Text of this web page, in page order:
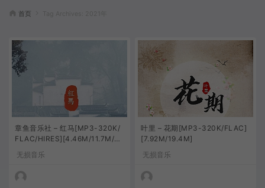
首页
章鱼音乐社 – 红马[MP3-320K/
FLAC/HIRES][4.46M/11.7M/2
2.5M]
无损音乐
叶里 – 花期[MP3-320K/FLAC]
[7.92M/19.4M]
无损音乐